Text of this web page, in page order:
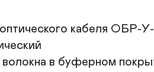
кабеля ОБР-
волокна в буферном